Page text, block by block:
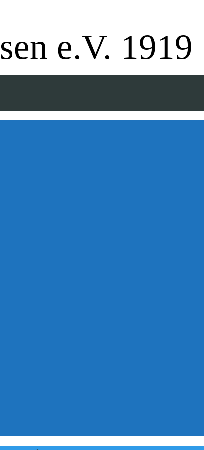
e.V. 1919